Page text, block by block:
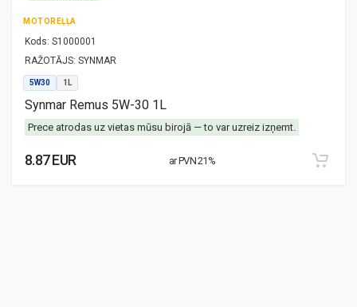
MOTOREĻĻA
Kods: S1000001
RAŽOTĀJS: SYNMAR
5W30 1L
Synmar Remus 5W-30 1L
Prece atrodas uz vietas mūsu birojā — to var uzreiz izņemt.
8.87 EUR ar PVN 21%